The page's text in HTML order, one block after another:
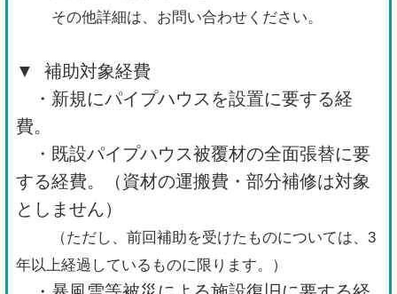
その他詳細は、お問い合わせください。
▼ 補助対象経費
・新規にパイプハウスを設置に要する経
費。
・既設パイプハウス被覆材の全面張替に要
する経費。（資材の運搬費・部分補修は対象
としません）
（ただし、前回補助を受けたものについては、3
年以上経過しているものに限ります。）